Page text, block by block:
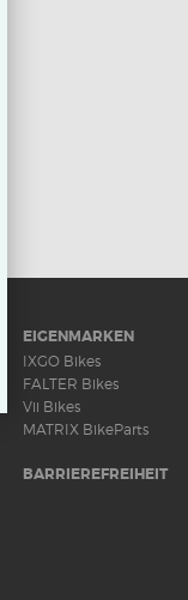
EIGENMARKEN
IXGO Bikes
FALTER Bikes
Vii Bikes
MATRIX BikeParts
BARRIEREFREIHEIT